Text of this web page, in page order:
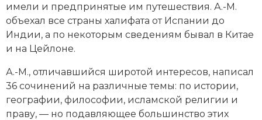
История материальной и духовной культуры
История международных отношений
исторического знания
Итория международных отношений
имели и предпринятые им путешествия. А.-М.
объехал все страны халифата от Испании до
Индии, а по некоторым сведениям бывал в Китае
и на Цейлоне.
А.-М., отличавшийся широтой интересов, написал
36 сочинений на различные темы: по истории,
географии, философии, исламской религии и
праву, — но подавляющее большинство этих